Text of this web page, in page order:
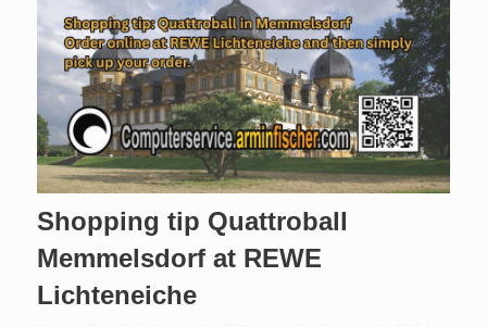
Shopping tip Quattroball
Memmelsdorf at REWE
Lichteneiche